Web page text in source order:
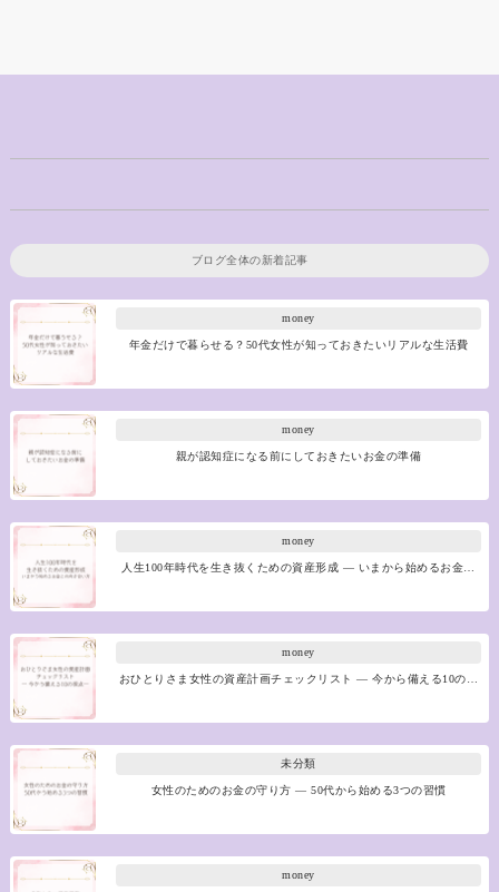
ブログ全体の新着記事
money
年金だけで暮らせる？50代女性が知っておきたいリアルな生活費
money
親が認知症になる前にしておきたいお金の準備
money
人生100年時代を生き抜くための資産形成 ― いまから始めるお金…
money
おひとりさま女性の資産計画チェックリスト ― 今から備える10の…
未分類
女性のためのお金の守り方 ― 50代から始める3つの習慣
money